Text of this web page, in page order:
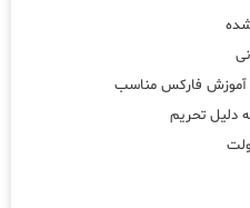
آموزش فارکس مناسب
دلیل تحریم